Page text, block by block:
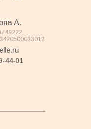
А.
44-01